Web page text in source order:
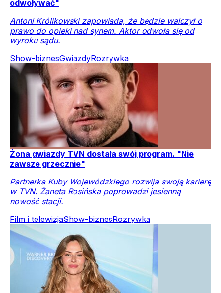
odwoływać"
Antoni Królikowski zapowiada, że będzie walczył o
prawo do opieki nad synem. Aktor odwoła się od
wyroku sądu.
Show-biznesGwiazdyRozrywka
Żona gwiazdy TVN dostała swój program. "Nie
zawsze grzecznie"
Partnerka Kuby Wojewódzkiego rozwija swoją karierę
w TVN. Żaneta Rosińska poprowadzi jesienną
nowość stacji.
Film i telewizjaShow-biznesRozrywka